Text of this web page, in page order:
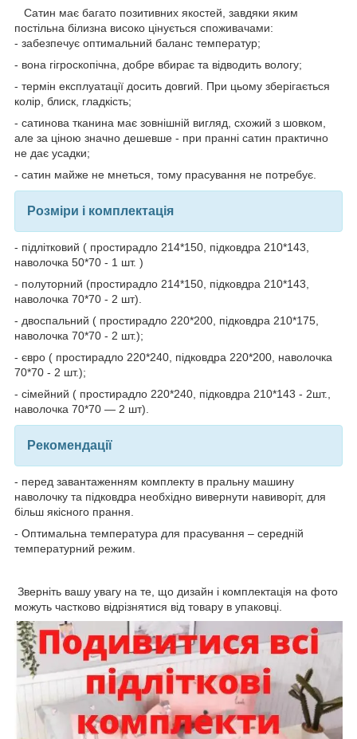
Сатин має багато позитивних якостей, завдяки яким
постільна білизна високо цінується споживачами:
- забезпечує оптимальний баланс температур;
- вона гігроскопічна, добре вбирає та відводить вологу;
- термін експлуатації досить довгий. При цьому зберігається
колір, блиск, гладкість;
- сатинова тканина має зовнішній вигляд, схожий з шовком,
але за ціною значно дешевше - при пранні сатин практично
не дає усадки;
- сатин майже не мнеться, тому прасування не потребує.
Розміри і комплектація
- підлітковий ( простирадло 214*150, підковдра 210*143,
наволочка 50*70 - 1 шт. )
- полуторний (простирадло 214*150, підковдра 210*143,
наволочка 70*70 - 2 шт).
- двоспальний ( простирадло 220*200, підковдра 210*175,
наволочка 70*70 - 2 шт.);
- євро ( простирадло 220*240, підковдра 220*200, наволочка
70*70 - 2 шт.);
- сімейний ( простирадло 220*240, підковдра 210*143 - 2шт.,
наволочка 70*70 — 2 шт).
Рекомендації
- перед завантаженням комплекту в пральну машину
наволочку та підковдра необхідно вивернути навиворіт, для
більш якісного прання.
- Оптимальна температура для прасування – середній
температурний режим.
Зверніть вашу увагу на те, що дизайн і комплектація на фото
можуть частково відрізнятися від товару в упаковці.